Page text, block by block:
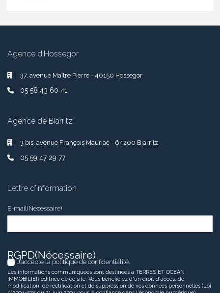
Agence d’Hossegor
37, avenue Maître Pierre - 40150 Hossegor
05 58 43 60 41
Agence de Biarritz
3 bis, avenue François Mauriac - 64200 Biarritz
05 59 47 29 77
Lettre d’information
E-mail(Nécessaire)
RGPD(Nécessaire)
J’accepte la politique de confidentialité.
Les informations communiquées sont destinées à TERRES ET OCEAN
IMMOBILIER éditrice de ce site. Vous bénéficiez d'un droit d'accès, de
modification, de rectification et de suppression de vos données personnelles (Loi